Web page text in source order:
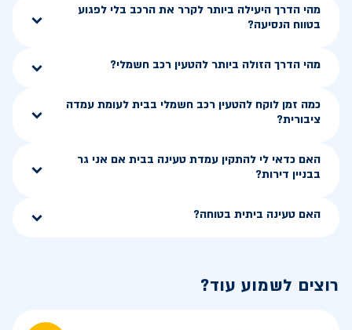
מהי הדרך היעילה ביותר לקרר את הרכב בלי לפגוע
בטווח הנסיעה?
מהי הדרך הזולה ביותר להטעין רכב חשמלי?
כמה זמן לוקח להטעין רכב חשמלי בבית לעומת עמדה
ציבורית?
האם כדאי לי להתקין עמדת טעינה בבית אם אני גר
בבניין דירות?
האם טעינה ביתית בטוחה?
רוצים לשמוע עוד?